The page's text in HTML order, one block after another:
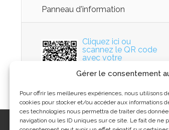
Gérer le consentement
Pour offrir les meilleures expériences, nous utilisons
cookies pour stocker et/ou accéder aux informations
ces technologies nous permettra de traiter des
navigation ou les ID uniques sur ce site. Le fait de ne
Panneau d'information
Cliquez ici ou
scannez le QR code
avec votre
accéder au panneau
commune.